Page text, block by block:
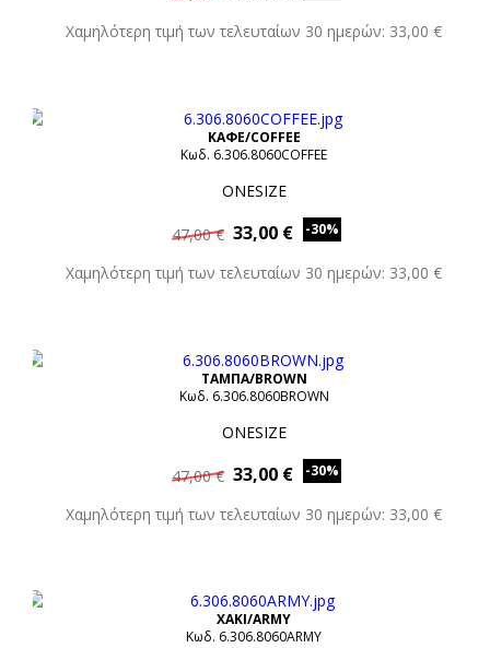
Χαμηλότερη τιμή των τελευταίων 30 ημερών: 33,00 €
ΚΑΦΕ/COFFEE
Κωδ. 6.306.8060COFFEE
ONESIZE
47,00 € 33,00 € -30%
Χαμηλότερη τιμή των τελευταίων 30 ημερών: 33,00 €
ΤΑΜΠΑ/BROWN
Κωδ. 6.306.8060BROWN
ONESIZE
47,00 € 33,00 € -30%
Χαμηλότερη τιμή των τελευταίων 30 ημερών: 33,00 €
XAKI/ARMY
Κωδ. 6.306.8060ARMY